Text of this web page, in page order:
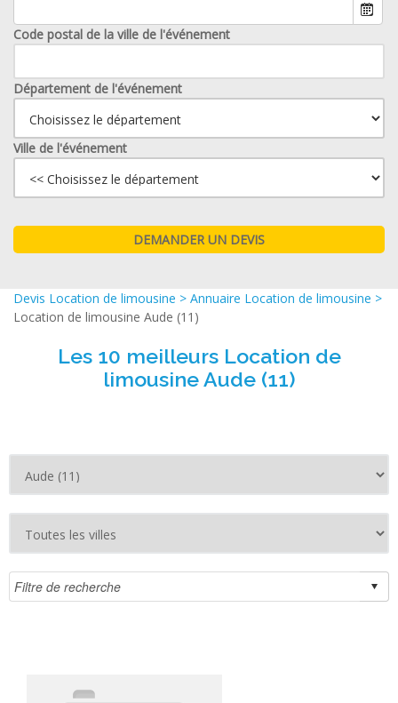
Code postal de la ville de l'événement
Département de l'événement
Ville de l'événement
Devis Location de limousine > Annuaire Location de limousine >
Location de limousine Aude (11)
Les 10 meilleurs Location de
limousine Aude (11)